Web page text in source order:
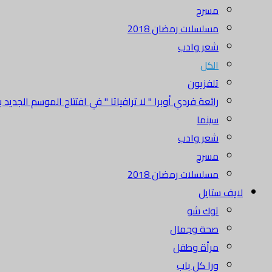
مسرح
مسلسلات رمضان 2018
شعر وادب
الكل
تلفزيون
رائعة فردي أوبرا " لا ترافياتا " في افتتاح الموسم الجديد
سينما
شعر وادب
مسرح
مسلسلات رمضان 2018
لايف ستايل
توك شو
صحة وجمال
مرأة وطفل
ورا كل باب